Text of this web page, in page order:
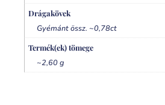
Drágakövek
Gyémánt össz. ~0,78ct
Termék(ek) tömege
~2,60 g